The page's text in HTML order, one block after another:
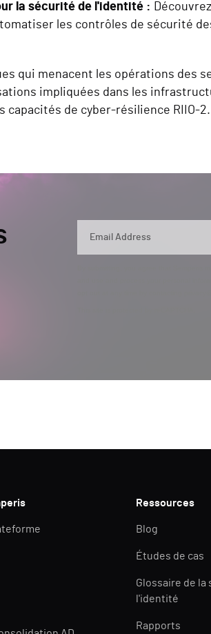
la sécurité de l'identité :
les contrôles de sécurité
qui menacent les opérations des
impliquées dans les
de cyber-résilience RIIO-2.
Ressources
Blog
Études de cas
Glossaire de la
l'identité
Rapports